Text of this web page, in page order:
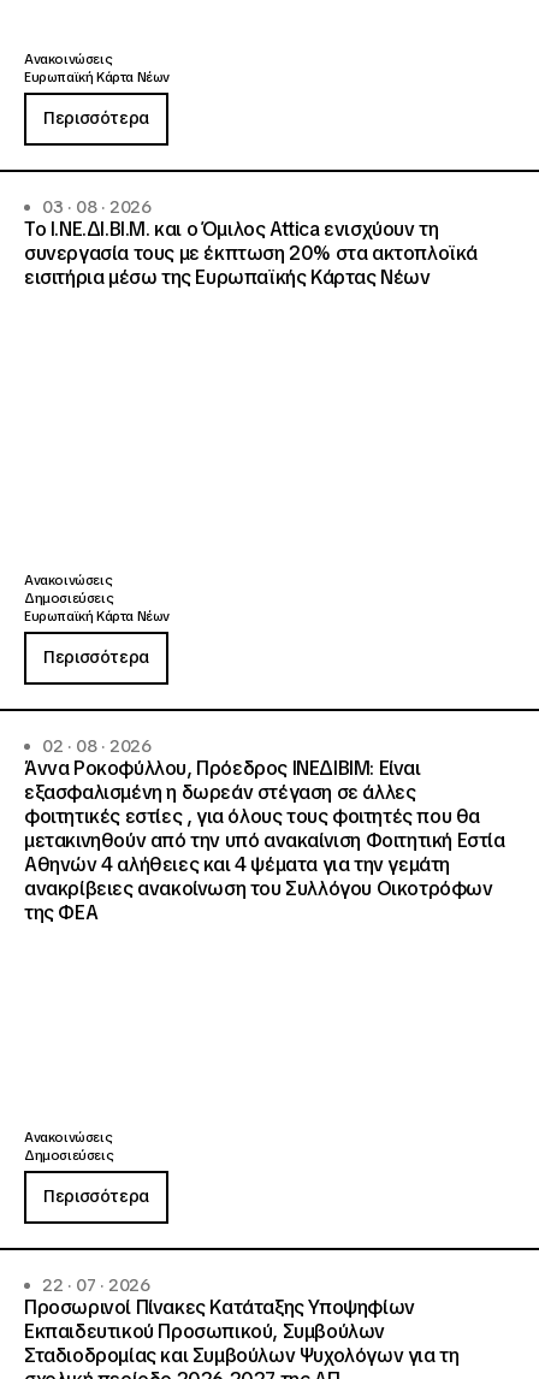
Ανακοινώσεις
Ευρωπαϊκή Κάρτα Νέων
Περισσότερα
03 · 08 · 2026
Το Ι.ΝΕ.ΔΙ.ΒΙ.Μ. και o Όμιλος Attica ενισχύουν τη
συνεργασία τους με έκπτωση 20% στα ακτοπλοϊκά
εισιτήρια μέσω της Ευρωπαϊκής Κάρτας Νέων
Ανακοινώσεις
Δημοσιεύσεις
Ευρωπαϊκή Κάρτα Νέων
Περισσότερα
02 · 08 · 2026
Άννα Ροκοφύλλου, Πρόεδρος ΙΝΕΔΙΒΙΜ: Είναι
εξασφαλισμένη η δωρεάν στέγαση σε άλλες
φοιτητικές εστίες , για όλους τους φοιτητές που θα
μετακινηθούν από την υπό ανακαίνιση Φοιτητική Εστία
Αθηνών 4 αλήθειες και 4 ψέματα για την γεμάτη
ανακρίβειες ανακοίνωση του Συλλόγου Οικοτρόφων
της ΦΕΑ
Ανακοινώσεις
Δημοσιεύσεις
Περισσότερα
22 · 07 · 2026
Προσωρινοί Πίνακες Κατάταξης Υποψηφίων
Εκπαιδευτικού Προσωπικού, Συμβούλων
Σταδιοδρομίας και Συμβούλων Ψυχολόγων για τη